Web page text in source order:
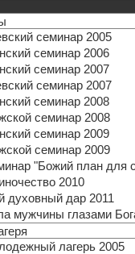
семинар 2005
семинар 2006
семинар 2007
семинар 2007
семинар 2008
семинар 2008
семинар 2009
семинар 2009
"Божий план для
2010
духовный дар 2011
мужчины глазами
лагерь 2005